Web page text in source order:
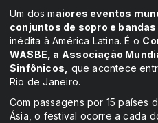
Um dos maiores eventos
conjuntos de sopro e
inédita à América Latina. É o
WASBE, a Associação
Sinfônicos,
que acontece
Rio de Janeiro.
Com passagens por 15 países
Ásia, o festival ocorre a cada